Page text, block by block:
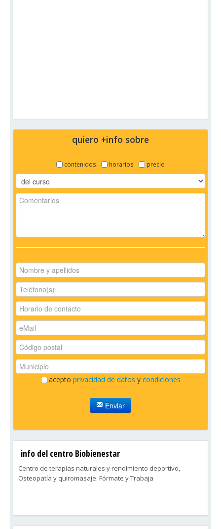
quiero +info sobre
contenidos horarios precio
acepto privacidad de datos y condiciones
Enviar
info del centro Biobienestar
Centro de terapias naturales y rendimiento deportivo,
Osteopatía y quiromasaje. Fórmate y Trabaja